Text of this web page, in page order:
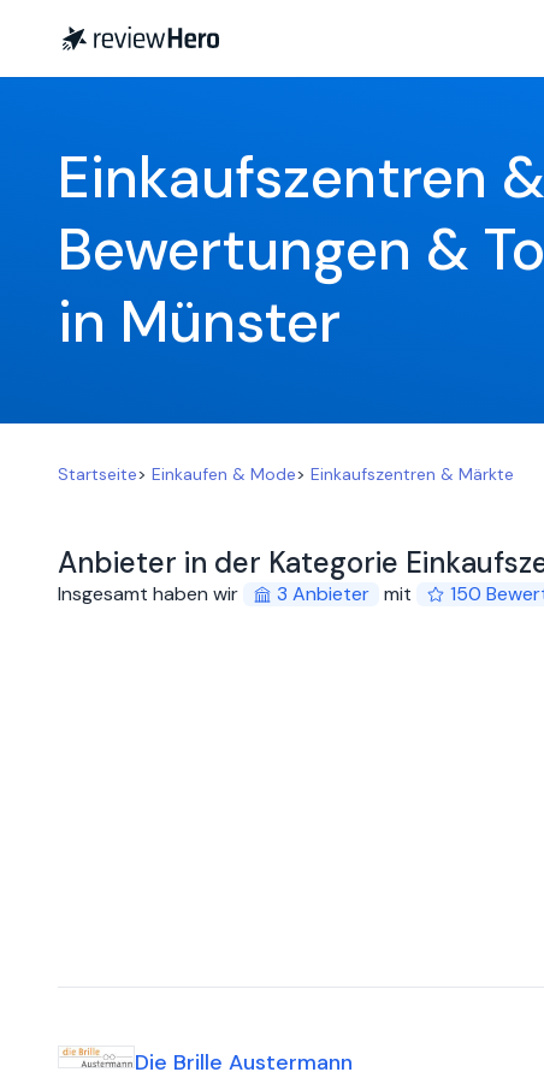
Einkaufszentren
Bewertungen &
in Münster
Startseite> Einkaufen & Mode> Einkaufszentren & Märkte
Anbieter in der Kategorie
Insgesamt haben wir 3 Anbieter mit 150
Die Brille Austermann